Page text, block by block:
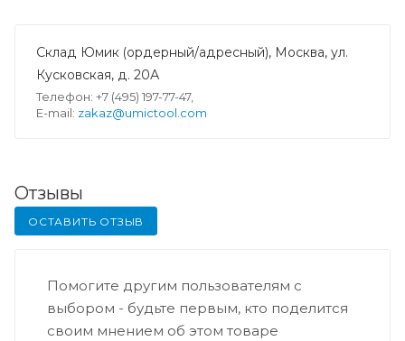
Склад Юмик (ордерный/адресный), Москва, ул.
Кусковская, д. 20А
Телефон: +7 (495) 197-77-47,
E-mail: zakaz@umictool.com
Отзывы
ОСТАВИТЬ ОТЗЫВ
Помогите другим пользователям с
выбором - будьте первым, кто поделится
своим мнением об этом товаре